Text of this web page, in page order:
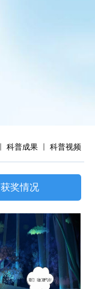
科普成果 科普视频
获奖情况